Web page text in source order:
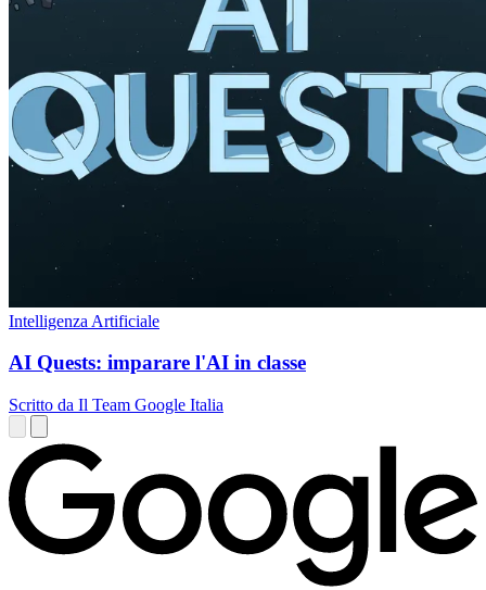
Intelligenza Artificiale
AI Quests: imparare l'AI in classe
Scritto da Il Team Google Italia